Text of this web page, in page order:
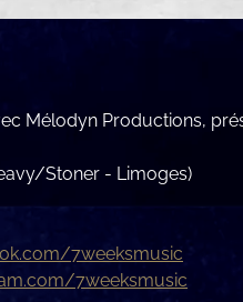
Mélodyn Productions,
Stoner - Limoges)
7weeksmusic
7weeksmusic